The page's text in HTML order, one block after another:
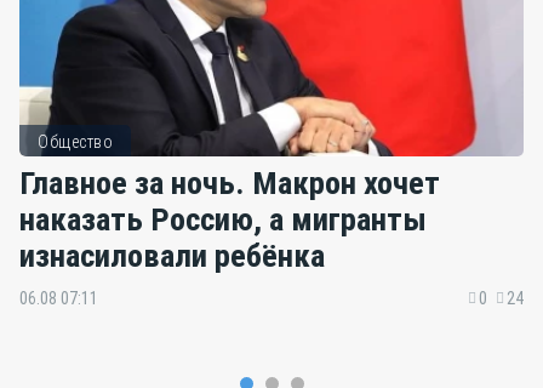
Общество
Главное за ночь. Макрон хочет
наказать Россию, а мигранты
изнасиловали ребёнка
06.08 07:11 0 24